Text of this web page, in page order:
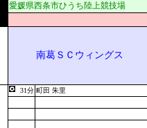
愛媛県西条市ひうち陸上競技場
南葛ＳＣウィングス
31分 町田 朱里